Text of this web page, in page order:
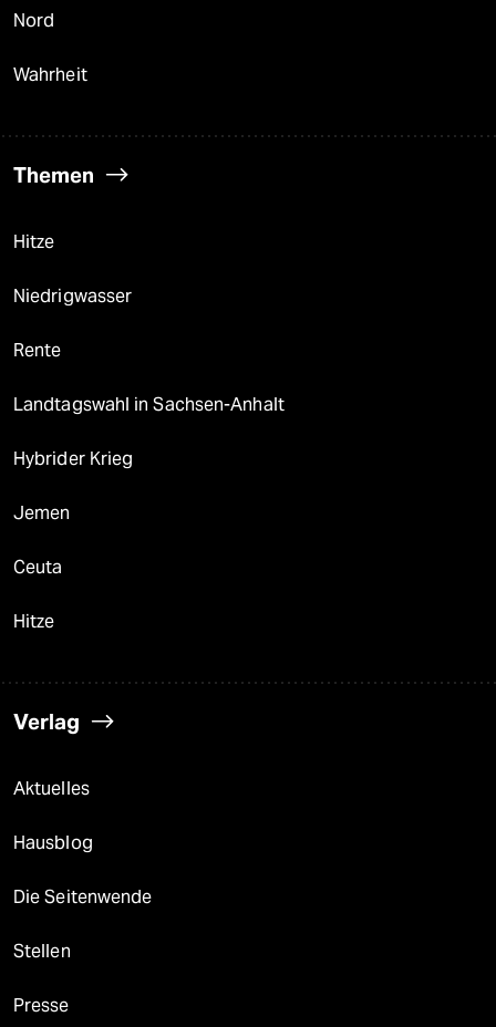
Nord
Wahrheit
Themen
Hitze
Niedrigwasser
Rente
Landtagswahl in Sachsen-Anhalt
Hybrider Krieg
Jemen
Ceuta
Hitze
Verlag
Aktuelles
Hausblog
Die Seitenwende
Stellen
Presse